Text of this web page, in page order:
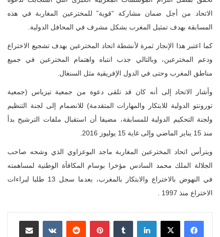
الاتحاد من أجل ضمان مشاركة “قوية” للمخترعين المغاربة في هذه
المسابقة بهدف تمثيل المغرب بشكل مشرف في المحافل الدولية.
كما اعتبر هذا الإنجاز ثمرة لأنشطة اتحاد المخترعين بهدف تشجيع الاختراع
ودعم المخترعين، وبالتالي جذب انتباه واهتمام المخترعين في جميع
مناطق المغرب وحتى في الدول الإفريقية مثل السنغال.
وأشار الاتحاد إلى أنه كان قد تلقى دعوة من جمعية تيزياس (جمعية
تورونتو الدولية للابتكار والمهارات المتقدمة) للانضمام إلى لجنة التنظيم
ولجنة التحكيم الدولية للمسابقة، مضيفا أن استقبال ملفات الترشيح بدأ
منذ 15 يناير الماضي وإلى غاية 15 يوليوز 2016.
ويترأس اتحاد المخترعين المغاربة ماجد البوعزاوي الذي وشحه صاحب
الجلالة الملك محمد السادس مؤخرا بوسام المكافأة الوطنية لمساهمته
في النهوض بالاختراع والابتكار بالمغرب، بعدما سجل 13 طلبا لبراءات
الاختراع منذ 1997 .
لينكدإن بينتيريست مشاركة عبر البريد